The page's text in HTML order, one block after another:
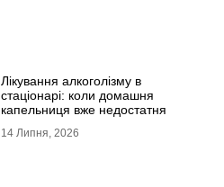
Лікування алкоголізму в
стаціонарі: коли домашня
капельниця вже недостатня
14 Липня, 2026